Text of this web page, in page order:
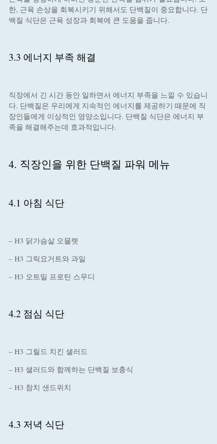
한, 근육 손상을 회복시키기 위해서도 단백질이 중요합니다. 단
백질 식단은 근육 성장과 회복에 큰 도움을 줍니다.
3.3 에너지 부족 해결
직장에서 긴 시간 동안 일하면서 에너지 부족을 느낄 수 있습니
다. 단백질은 우리에게 지속적인 에너지를 제공하기 때문에 직
장인들에게 이상적인 영양소입니다. 단백질 식단은 에너지 부
족을 해결해주는데 효과적입니다.
4. 직장인을 위한 단백질 파워 메뉴
4.1 아침 식단
– H3 닭가슴살 오믈렛
– H3 그릭요거트와 과일
– H3 오트밀 프로틴 스무디
4.2 점심 식단
– H3 그릴드 치킨 샐러드
– H3 샐러드와 함께하는 단백질 보충식
– H3 참치 샌드위치
4.3 저녁 식단